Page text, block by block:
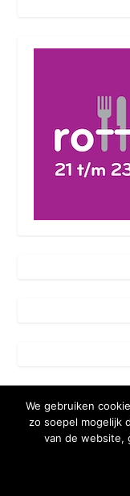
We gebruiken
zo soepel mogelijk
van de website,